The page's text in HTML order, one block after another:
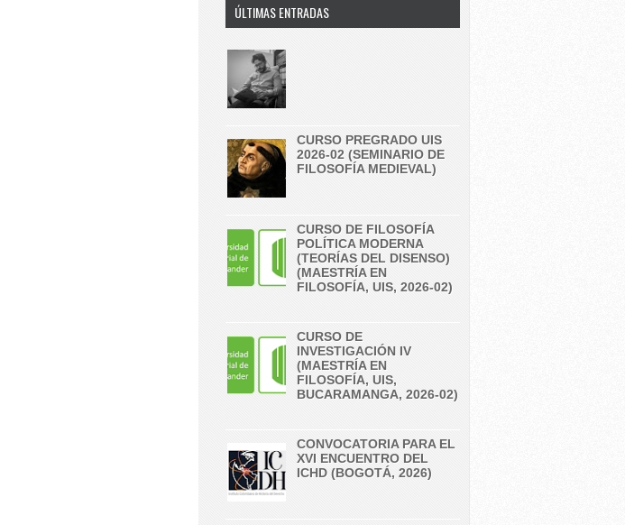
ÚLTIMAS ENTRADAS
CURSO PREGRADO UIS
2026-02 (SEMINARIO DE
FILOSOFÍA MEDIEVAL)
CURSO DE FILOSOFÍA
POLÍTICA MODERNA
(TEORÍAS DEL DISENSO)
(MAESTRÍA EN
FILOSOFÍA, UIS, 2026-02)
CURSO DE
INVESTIGACIÓN IV
(MAESTRÍA EN
FILOSOFÍA, UIS,
BUCARAMANGA, 2026-02)
CONVOCATORIA PARA EL
XVI ENCUENTRO DEL
ICHD (BOGOTÁ, 2026)